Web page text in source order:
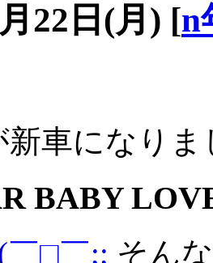
22日(月) [n
新車になり
BABY
□￣;; そん